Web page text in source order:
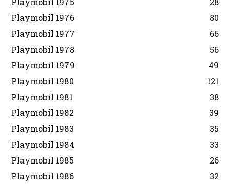
Playmobil 1976
80
Playmobil 1977
66
Playmobil 1978
56
Playmobil 1979
49
Playmobil 1980
121
Playmobil 1981
38
Playmobil 1982
39
Playmobil 1983
35
Playmobil 1984
33
Playmobil 1985
26
Playmobil 1986
32